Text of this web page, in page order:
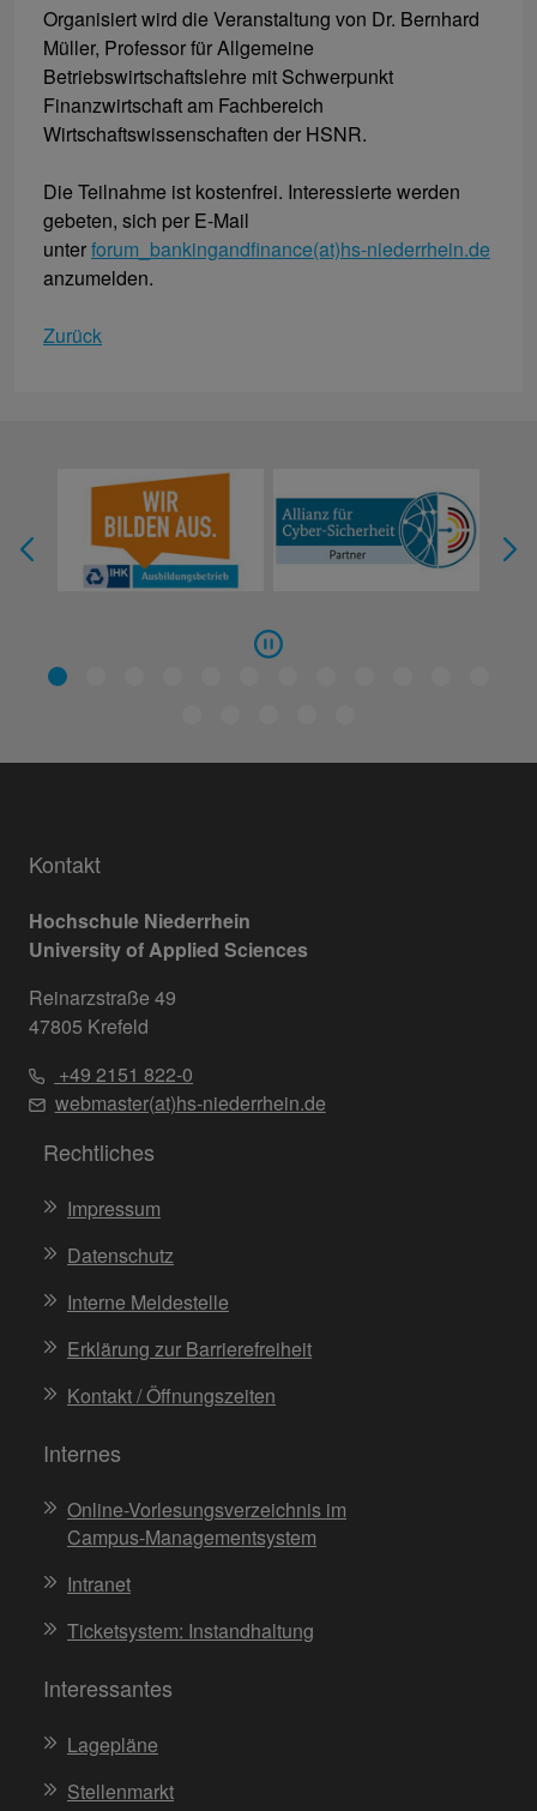
Organisiert wird die Veranstaltung von Dr. Bernhard
Müller, Professor für Allgemeine
Betriebswirtschaftslehre mit Schwerpunkt
Finanzwirtschaft am Fachbereich
Wirtschaftswissenschaften der HSNR.
Die Teilnahme ist kostenfrei. Interessierte werden
gebeten, sich per E-Mail
unterforum_bankingandfinance(at)hs-niederrhein.de
anzumelden.
Zurück
Kontakt
Hochschule Niederrhein
University of Applied Sciences
Reinarzstraße 49
47805 Krefeld
+49 2151 822-0
webmaster(at)hs-niederrhein.de
Rechtliches
Impressum
Datenschutz
Interne Meldestelle
Erklärung zur Barrierefreiheit
Kontakt / Öffnungszeiten
Internes
Online-Vorlesungsverzeichnis im
Campus-Managementsystem
Intranet
Ticketsystem: Instandhaltung
Interessantes
Lagepläne
Stellenmarkt